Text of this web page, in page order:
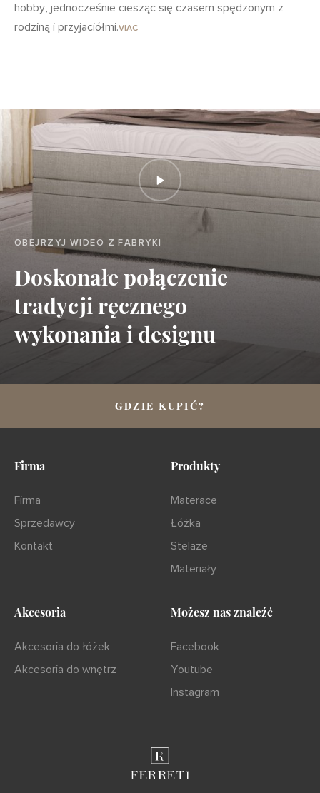
hobby, jednocześnie ciesząc się czasem spędzonym z
rodziną i przyjaciółmi.VIAC
OBEJRZYJ WIDEO Z FABRYKI
Doskonałe połączenie
tradycji ręcznego
wykonania i designu
GDZIE KUPIĆ?
Firma
Firma
Sprzedawcy
Kontakt
Produkty
Materace
Łóżka
Stelaże
Materiały
Akcesoria
Akcesoria do łóżek
Akcesoria do wnętrz
Możesz nas znaleźć
Facebook
Youtube
Instagram